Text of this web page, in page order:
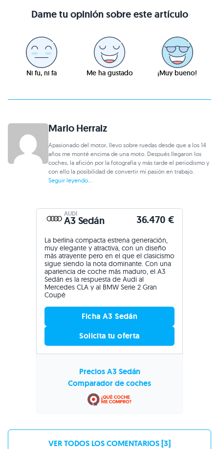
Dame tu opinión sobre este artículo
Ni fu, ni fa Me ha gustado ¡Muy bueno!
Mario Herraiz
Apasionado del motor, llevo sobre ruedas desde que a los 14
años me monté encima de una moto. Después llegaron los
coches, la afición por la fotografía y más tarde el periodismo y
con ello la posibilidad de convertir mi pasión en trabajo.
Seguir leyendo...
AUDI
A3 Sedán 36.470 €
La berlina compacta estrena generación,
muy elegante y atractiva, con un diseño
más atrayente pero en el que el clasicismo
sigue siendo la nota dominante. Con una
apariencia de coche más maduro, el A3
Sedán es la respuesta de Audi al
Mercedes CLA y al BMW Serie 2 Gran
Coupé
Ficha A3 Sedán
Solicita tu oferta
Precios A3 Sedán
Comparador de coches
VER TODOS LOS COMENTARIOS [3]